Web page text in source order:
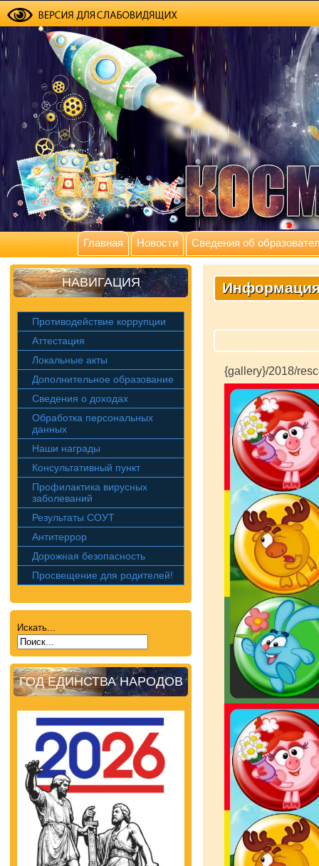
Главная Новости Сведения об
НАВИГАЦИЯ
Противодействие коррупции
Аттестация
Локальные акты
Дополнительное образование
Сведения о доходах
Обработка персональных
данных
Наши награды
Консультативный пункт
Профилактика вирусных
заболеваний
Результаты СОУТ
Антитеррор
Дорожная безопасность
Просвещение для родителей!
Искать...
ГОД ЕДИНСТВА НАРОДОВ
{gallery}/2018/